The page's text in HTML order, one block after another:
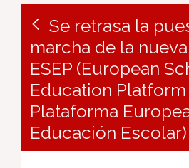
Se retrasa la
marcha de la
ESEP (European
Education Platform
Plataforma
Educación Escolar)